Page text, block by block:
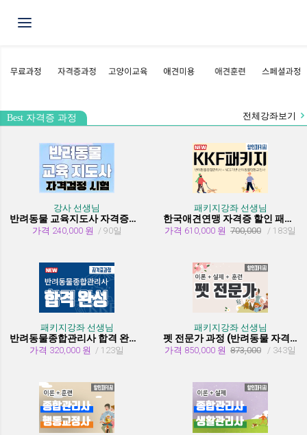
Toggle navigation
Best 자격증 과정 전체강좌보기
강사 선생님
반려동물 교육지도사 자격증과정
가격 240,000 원 / 90일
패키지강좌 선생님
한국애견연맹 자격증 할인 패키지 과정 (종합관리사 + 행동교정사)
가격 610,000 원 700,000 / 183일
패키지강좌 선생님
반려동물종합관리사 합격 완성 패키지
가격 320,000 원 / 123일
패키지강좌 선생님
펫 전문가 과정 (반려동물 자격증 취득과정)
가격 850,000 원 873,000 / 343일